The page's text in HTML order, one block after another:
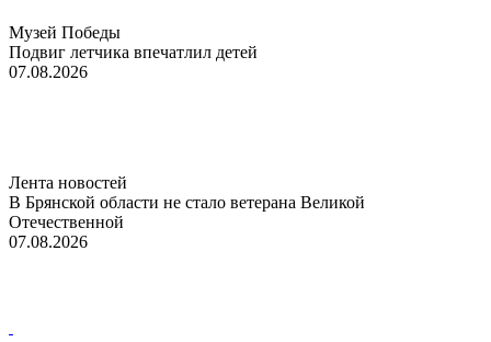
Музей Победы
Подвиг летчика впечатлил детей
07.08.2026
Лента новостей
В Брянской области не стало ветерана Великой
Отечественной
07.08.2026